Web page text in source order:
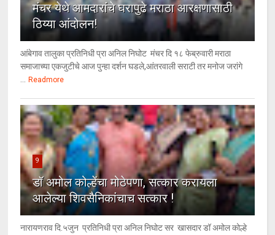
मंचर येथे आमदारांचे घरापुढे मराठा आरक्षणासाठी
ठिय्या आंदोलन!
आंबेगाव तालुका प्रतिनिधी प्रा अनिल निघोट मंचर दि १८ फेब्रुवारी मराठा
समाजाच्या एकजुटीचे आज पुन्हा दर्शन घडले,आंतरवाली सराटी तर मनोज जरांगे
... Readmore
9
डॉ अमोल कोल्हेंचा मोठेपणा, सत्कार करायला
आलेल्या शिवसैनिकांचाच सत्कार !
नारायणराव दि.५जुन प्रतिनिधी प्रा अनिल निघोट सर खासदार डॉ अमोल कोल्हे